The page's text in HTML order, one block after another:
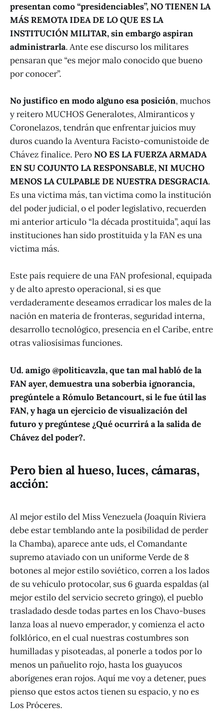
presentan como “presidenciables”, NO TIENEN LA
MÁS REMOTA IDEA DE LO QUE ES LA
INSTITUCIÓN MILITAR, sin embargo aspiran
administrarla. Ante ese discurso los militares
pensaran que “es mejor malo conocido que bueno
por conocer”.
No justifico en modo alguno esa posición, muchos
y reitero MUCHOS Generalotes, Almiranticos y
Coronelazos, tendrán que enfrentar juicios muy
duros cuando la Aventura Facisto-comunistoide de
Chávez finalice. PeroNO ES LA FUERZA ARMADA
EN SU COJUNTO LA RESPONSABLE, NI MUCHO
MENOS LA CULPABLE DE NUESTRA DESGRACIA.
Es una victima más, tan victima como la institución
del poder judicial, o el poder legislativo, recuerden
mi anterior articulo “la década prostituida”, aquí las
instituciones han sido prostituida y la FAN es una
victima más.
Este país requiere de una FAN profesional, equipada
y de alto apresto operacional, si es que
verdaderamente deseamos erradicar los males de la
nación en materia de fronteras, seguridad interna,
desarrollo tecnológico, presencia en el Caribe, entre
otras valiosísimas funciones.
Ud. amigo @politicavzla, que tan mal habló de la
FAN ayer, demuestra una soberbia ignorancia,
pregúntele a Rómulo Betancourt, si le fue útil las
FAN, y haga un ejercicio de visualización del
futuro y pregúntese ¿Qué ocurrirá a la salida de
Chávez del poder?.
Pero bien al hueso, luces, cámaras,
acción:
Al mejor estilo del Miss Venezuela (Joaquín Riviera
debe estar temblando ante la posibilidad de perder
la Chamba), aparece ante uds, el Comandante
supremo ataviado con un uniforme Verde de 8
botones al mejor estilo soviético, corren a los lados
de su vehículo protocolar, sus 6 guarda espaldas (al
mejor estilo del servicio secreto gringo), el pueblo
trasladado desde todas partes en los Chavo-buses
lanza loas al nuevo emperador, y comienza el acto
folklórico, en el cual nuestras costumbres son
humilladas y pisoteadas, al ponerle a todos por lo
menos un pañuelito rojo, hasta los guayucos
aborígenes eran rojos. Aquí me voy a detener, pues
pienso que estos actos tienen su espacio, y no es
Los Próceres.